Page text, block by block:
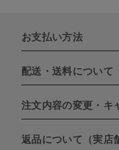
お支払い方法
下記お支払い方法より
・クレジットカード
EXPRESS,Diners
・PayPay
配送・送料について
配達業者：日本郵便
北海道：1,400円
注文内容の変更・キ
ご注文日当日から翌日
返品について（実店